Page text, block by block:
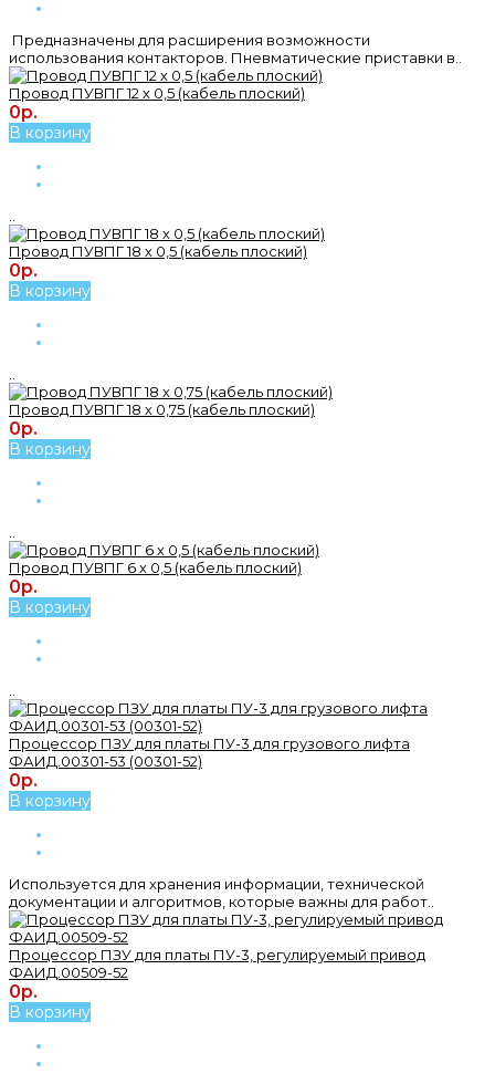
Предназначены для расширения возможности
использования контакторов. Пневматические приставки в..
Провод ПУВПГ 12 х 0,5 (кабель плоский)
0р.
В корзину
Провод ПУВПГ 18 х 0,5 (кабель плоский)
0р.
В корзину
Провод ПУВПГ 18 х 0,75 (кабель плоский)
0р.
В корзину
Провод ПУВПГ 6 х 0,5 (кабель плоский)
0р.
В корзину
Процессор ПЗУ для платы ПУ-3 для грузового лифта
ФАИД.00301-53 (00301-52)
0р.
В корзину
Используется для хранения информации, технической
документации и алгоритмов, которые важны для работ..
Процессор ПЗУ для платы ПУ-3, регулируемый привод
ФАИД.00509-52
0р.
В корзину